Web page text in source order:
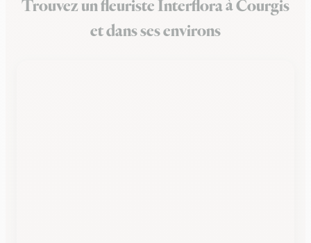
Trouvez un fleuriste Interflora à Courgis
et dans ses environs